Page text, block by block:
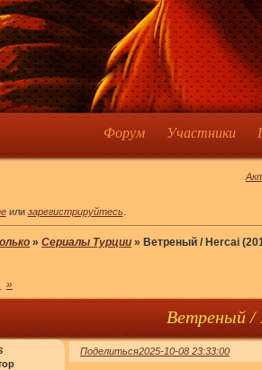
Форум Участники
или зарегистрируйтесь
»Сериалы Турции » Ветреный / Hercai
Ветреный /
»
Поделиться2025-10-08 23:33:00